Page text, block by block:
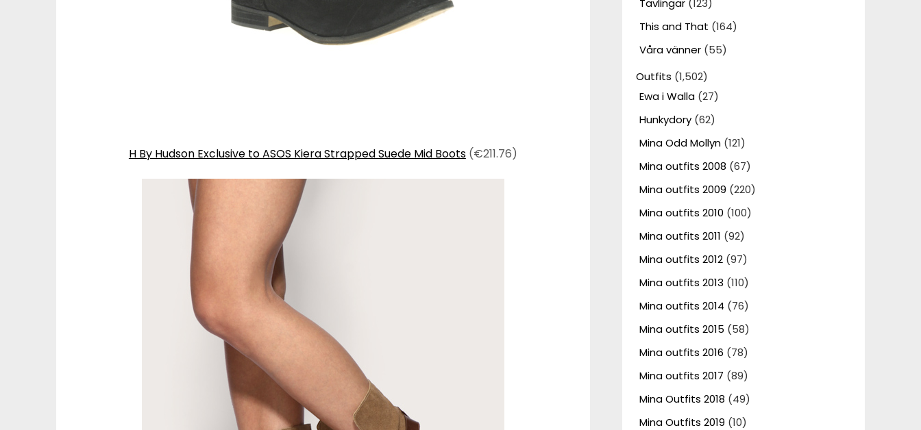
H By Hudson Exclusive to ASOS Kiera Strapped Suede Mid Boots(€211.76)
Tävlingar(123)
This and That (164)
Våra vänner(55)
Outfits (1,502)
Ewa i Walla(27)
Hunkydory(62)
Mina Odd Mollyn(121)
Mina outfits 2008 (67)
Mina outfits 2009 (220)
Mina outfits 2010 (100)
Mina outfits 2011 (92)
Mina outfits 2012(97)
Mina outfits 2013 (110)
Mina outfits 2014 (76)
Mina outfits 2015 (58)
Mina outfits 2016 (78)
Mina outfits 2017 (89)
Mina Outfits 2018 (49)
Mina Outfits 2019 (10)